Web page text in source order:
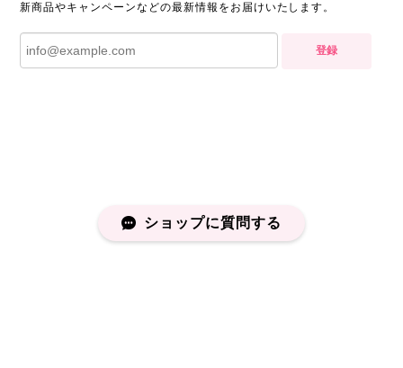
新商品やキャンペーンなどの最新情報をお届けいたします。
登録
ショップに質問する